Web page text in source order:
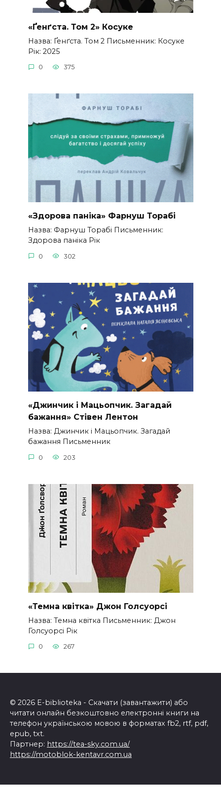
«Ґенґста. Том 2» Косуке
Назва: Ґенґста. Том 2 Письменник: Косуке
Рік: 2025
0 375
«Здорова паніка» Фарнуш Торабі
Назва: Фарнуш Торабі Письменник:
Здорова паніка Рік
0 302
«Джинчик і Мацьопчик. Загадай
бажання» Стівен Лентон
Назва: Джинчик і Мацьопчик. Загадай
бажання Письменник
0 203
«Темна квітка» Джон Голсуорсі
Назва: Темна квітка Письменник: Джон
Голсуорсі Рік
0 267
© 2026 E-biblioteka - Скачати (завантажити) або
читати онлайн безкоштовно електронні книги на
телефон українською мовою в форматах fb2, rtf, pdf,
epub, txt.
Партнер: https://tea-sky.com.ua/
https://motoblok-kentavr.com.ua